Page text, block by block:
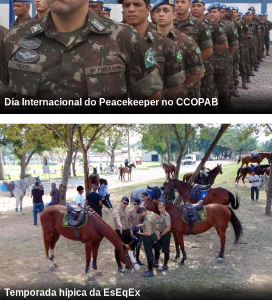
Dia Internacional do Peacekeeper no CCOPAB
Temporada hípica da EsEqEx